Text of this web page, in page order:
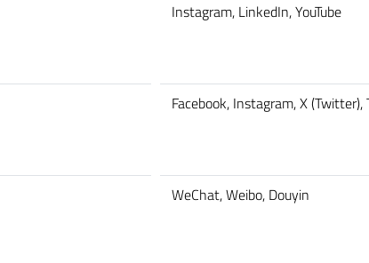
Instagram, LinkedIn, YouTube
Facebook, Instagram, X (Twitter),
WeChat, Weibo, Douyin